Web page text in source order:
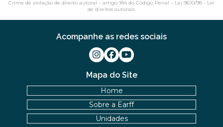
Crime de violação de direito autoral – artigo 184 do Código Penal – Lei 9610/98 - Lei
de direitos autorais.
Mapa do Site
Home
Sobre a Earff
Unidades
Acompanhe as redes sociais